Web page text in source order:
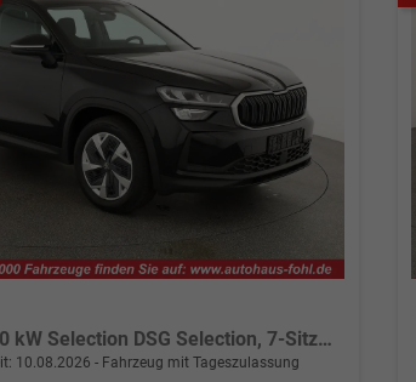
1.5 TSI mHEV 110 kW Selection DSG Selection, 7-Sitzer, AHK, Navi, Side, Kamera, Winter, 4 J.- Garantie
10.08.2026 Fahrzeug mit Tageszulassung